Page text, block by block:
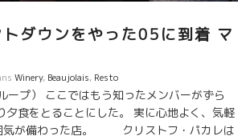
トダウンをやった05に到着 マ
Winery, Beaujolais, Resto
ープ） ここではもう知ったメンバーがずら
夕食をとることにした。 実に心地よく、気軽
気が備わった店。 クリストフ・パカレは